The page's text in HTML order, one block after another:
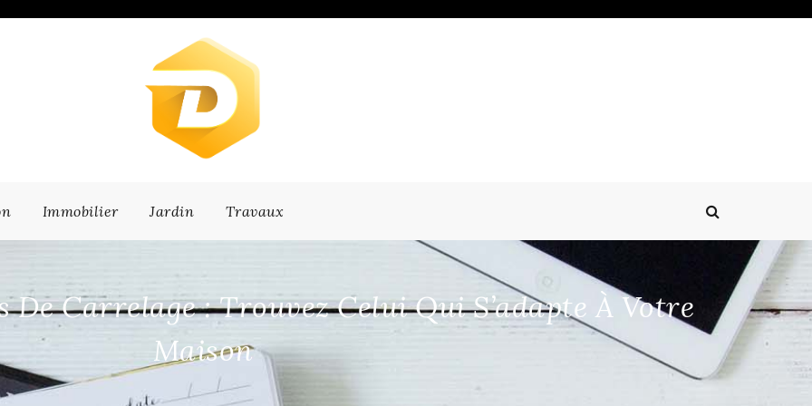
Immobilier Jardin Travaux
De Carrelage : Trouvez Celui Qui S’adapte À Votre
Maison